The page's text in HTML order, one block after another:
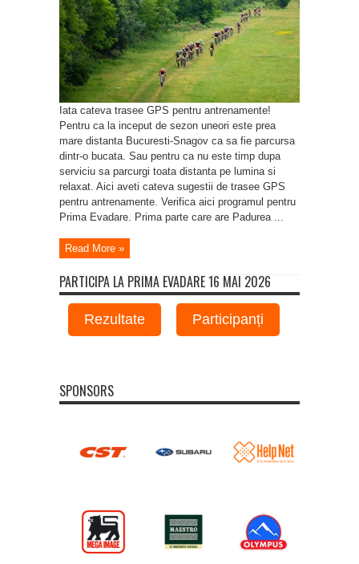
Iata cateva trasee GPS pentru antrenamente!
Pentru ca la inceput de sezon uneori este prea
mare distanta Bucuresti-Snagov ca sa fie parcursa
dintr-o bucata. Sau pentru ca nu este timp dupa
serviciu sa parcurgi toata distanta pe lumina si
relaxat. Aici aveti cateva sugestii de trasee GPS
pentru antrenamente. Verifica aici programul pentru
Prima Evadare. Prima parte care are Padurea ...
Read More »
PARTICIPA LA PRIMA EVADARE 16 MAI 2026
Rezultate Participanți
SPONSORS